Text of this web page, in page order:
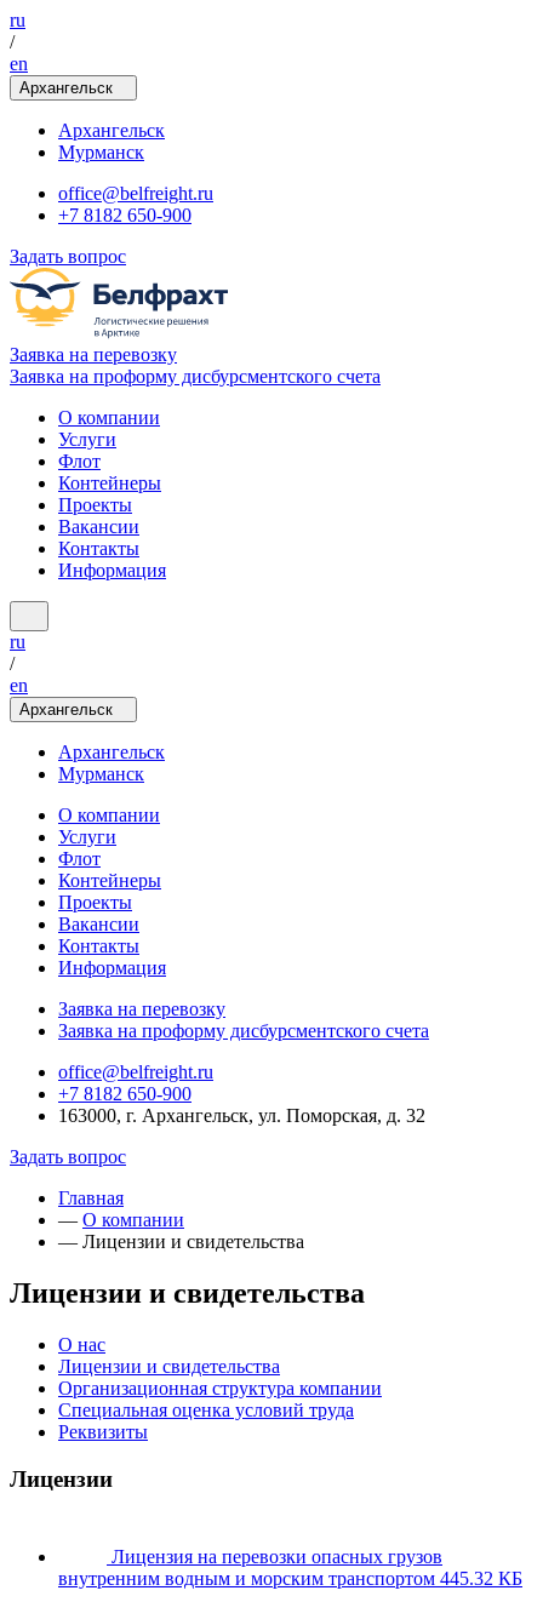
ru
/
en
Архангельск
Архангельск
Мурманск
office@belfreight.ru
+7 8182 650-900
Задать вопрос
Заявка на перевозку
Заявка на проформу дисбурсментского счета
О компании
Услуги
Флот
Контейнеры
Проекты
Вакансии
Контакты
Информация
ru
/
en
Архангельск
Архангельск
Мурманск
О компании
Услуги
Флот
Контейнеры
Проекты
Вакансии
Контакты
Информация
Заявка на перевозку
Заявка на проформу дисбурсментского счета
office@belfreight.ru
+7 8182 650-900
163000, г. Архангельск, ул. Поморская, д. 32
Задать вопрос
Главная
— О компании
— Лицензии и свидетельства
Лицензии и свидетельства
О нас
Лицензии и свидетельства
Организационная структура компании
Специальная оценка условий труда
Реквизиты
Лицензии
Лицензия на перевозки опасных грузов
внутренним водным и морским транспортом 445.32 КБ